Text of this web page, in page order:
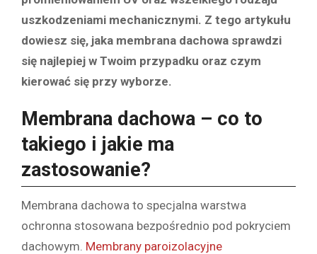
uszkodzeniami mechanicznymi. Z tego artykułu
dowiesz się, jaka membrana dachowa sprawdzi
się najlepiej w Twoim przypadku oraz czym
kierować się przy wyborze.
Membrana dachowa – co to
takiego i jakie ma
zastosowanie?
Membrana dachowa to specjalna warstwa
ochronna stosowana bezpośrednio pod pokryciem
dachowym. Membrany paroizolacyjne